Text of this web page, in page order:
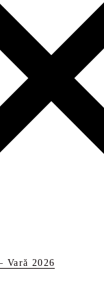
Vară 2026